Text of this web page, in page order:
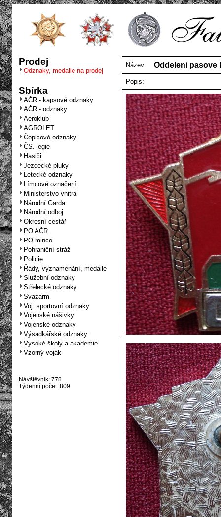
Prodej
Odznaky, medaile na prodej
Sbírka
AČR - kapsové odznaky
AČR - odznaky
Aeroklub
AGROLET
Čepicové odznaky
ČS. legie
Hasiči
Jezdecké pluky
Letecké odznaky
Límcové označení
Ministerstvo vnitra
Národní Garda
Národní odboj
Okresní cestář
PO AČR
PO mince
Pohraniční stráž
Policie
Řády, vyznamenání, medaile
Služební odznaky
Střelecké odznaky
Svazarm
Voj. sportovní odznaky
Vojenské nášivky
Vojenské odznaky
Výsadkářské odznaky
Vysoké školy a akademie
Vzorný voják
Návštěvník: 778
Týdenní počet: 809
Název: Oddeleni pasove
Popis: